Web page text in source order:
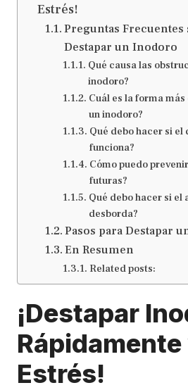
Estrés!
Preguntas Frecuentes
Destapar un Inodoro
Qué causa las
inodoro?
Cuál es la forma
un inodoro?
Qué debo hacer si
funciona?
Cómo puedo
futuras?
Qué debo hacer si el
desborda?
Pasos para Destapar
En Resumen
Related posts:
¡Destapar
Rápidamente
Estrés!